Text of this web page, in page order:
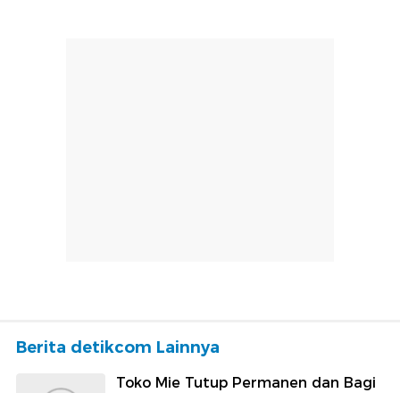
Berita detikcom Lainnya
Toko Mie Tutup Permanen dan Bagi